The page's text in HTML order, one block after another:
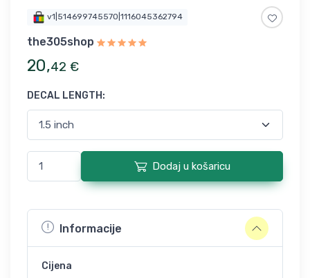
v1|514699745570|1116045362794
the305shop
20,42 €
DECAL LENGTH:
Dodaj u košaricu
Informacije
Cijena